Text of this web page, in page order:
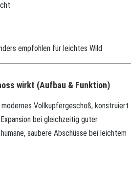
empfohlen für leichtes Wild
wirkt (Aufbau & Funktion)
Vollkupfergeschoß, konstruiert
bei gleichzeitig guter
saubere Abschüsse bei leichtem